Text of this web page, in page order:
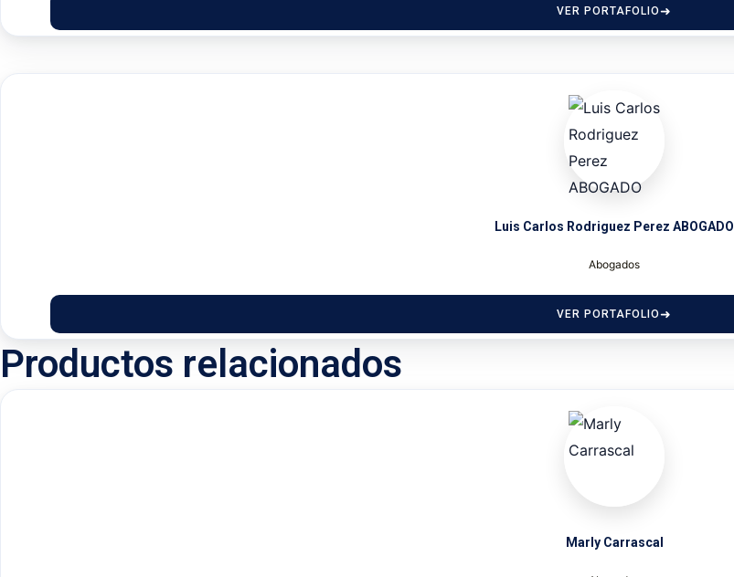
VER PORTAFOLIO
Luis Carlos Rodriguez Perez ABOGADO
Abogados
VER PORTAFOLIO
Productos relacionados
Marly Carrascal